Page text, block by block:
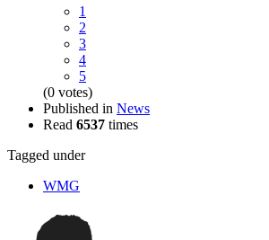
1
2
3
4
5
(0 votes)
Published in News
Read 6537 times
Tagged under
WMG